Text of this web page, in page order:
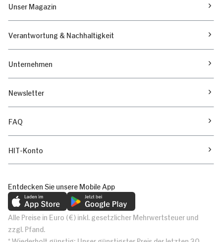
Unser Magazin
Verantwortung & Nachhaltigkeit
Unternehmen
Newsletter
FAQ
HIT-Konto
Entdecken Sie unsere Mobile App
Alle Preise in Euro (€) inkl. gesetzlicher Mehrwertsteuer und
zzgl. Pfand.
* Wiederholt günstig: Unser günstigster Preis der letzten 30